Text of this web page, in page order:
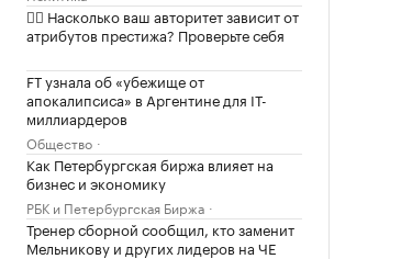
✍🏻 Насколько ваш авторитет зависит от
атрибутов престижа? Проверьте себя
FT узнала об «убежище от
апокалипсиса» в Аргентине для IT-
миллиардеров
Общество
Как Петербургская биржа влияет на
бизнес и экономику
РБК и Петербургская Биржа
Тренер сборной сообщил, кто заменит
Мельникову и других лидеров на ЧЕ